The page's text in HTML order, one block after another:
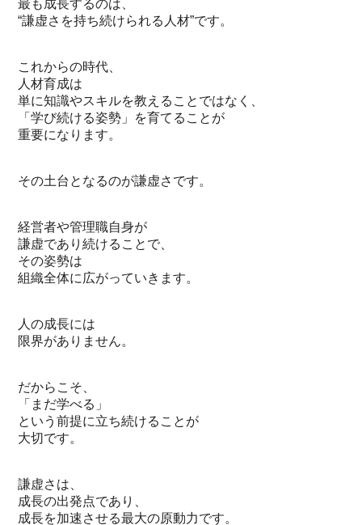
最も成長するのは、
“謙虚さを持ち続けられる人材”です。
これからの時代、
人材育成は
単に知識やスキルを教えることではなく、
「学び続ける姿勢」を育てることが
重要になります。
その土台となるのが謙虚さです。
経営者や管理職自身が
謙虚であり続けることで、
その姿勢は
組織全体に広がっていきます。
人の成長には
限界がありません。
だからこそ、
「まだ学べる」
という前提に立ち続けることが
大切です。
謙虚さは、
成長の出発点であり、
成長を加速させる最大の原動力です。